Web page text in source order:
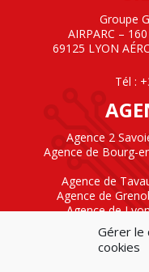
Gérer le
cookies
Groupe
AIRPARC –
69125 LYON
Tél :
Agence 2
Agence de Bourg-
Agence de
Agence de
Agence de
SOTEB